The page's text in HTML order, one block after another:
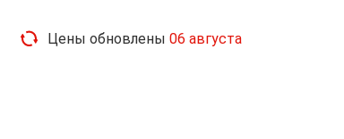
Цены обновлены 06 августа